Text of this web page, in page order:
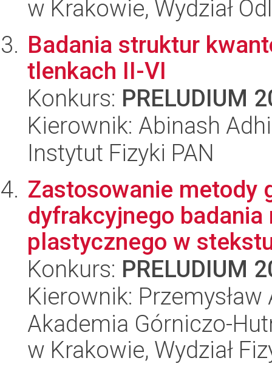
w Krakowie, Wydział
Badania struktur
tlenkach II-VI
Konkurs: PRELUDIUM
Kierownik: Abinash
Instytut Fizyki PAN
Zastosowanie metody
dyfrakcyjnego
plastycznego w
Konkurs: PRELUDIUM
Kierownik: Przemysław
Akademia Górniczo-
w Krakowie, Wydział